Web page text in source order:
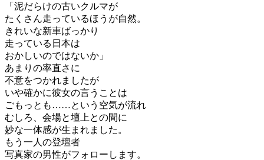
「泥だらけの古いクルマが
たくさん走っているほうが自然。
きれいな新車ばっかり
走っている日本は
おかしいのではないか」
あまりの率直さに
不意をつかれましたが
いや確かに彼女の言うことは
ごもっとも……という空気が流れ
むしろ、会場と壇上との間に
妙な一体感が生まれました。
もう一人の登壇者
写真家の男性がフォローします。